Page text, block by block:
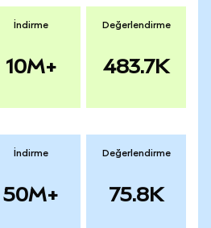
İndirme
10M+
Değerlendirme
483.7K
İndirme
50M+
Değerlendirme
75.8K